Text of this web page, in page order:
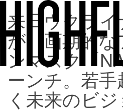
来日ウクラ
が、画期的
ンマスク「
ーンチ。若
く未来のビ